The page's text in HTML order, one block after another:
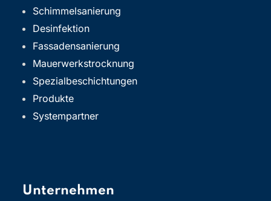
Schimmelsanierung
Desinfektion
Fassadensanierung
Mauerwerkstrocknung
Spezialbeschichtungen
Produkte
Systempartner
Unternehmen